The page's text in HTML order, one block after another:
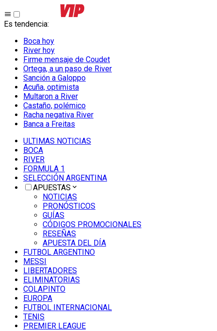
Es tendencia:
Boca hoy
River hoy
Firme mensaje de Coudet
Ortega, a un paso de River
Sanción a Galoppo
Acuña, optimista
Multaron a River
Castaño, polémico
Racha negativa River
Banca a Freitas
ULTIMAS NOTICIAS
BOCA
RIVER
FORMULA 1
SELECCIÓN ARGENTINA
APUESTAS
NOTICIAS
PRONÓSTICOS
GUÍAS
CÓDIGOS PROMOCIONALES
RESEÑAS
APUESTA DEL DÍA
FUTBOL ARGENTINO
MESSI
LIBERTADORES
ELIMINATORIAS
COLAPINTO
EUROPA
FUTBOL INTERNACIONAL
TENIS
PREMIER LEAGUE